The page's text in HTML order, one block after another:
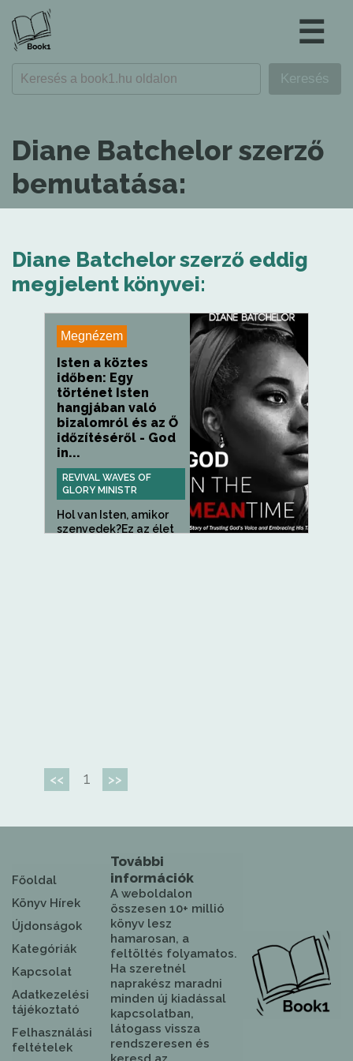
☰
Diane Batchelor szerző
bemutatása:
Diane Batchelor szerző eddig
megjelent könyvei:
Megnézem
Isten a köztes
időben: Egy
történet Isten
hangjában való
bizalomról és az Ő
időzítéséről - God
in...
REVIVAL WAVES OF
GLORY MINISTR
Hol van Isten, amikor
szenvedek?Ez az élet
<< 1 >>
Főoldal
Könyv Hírek
Újdonságok
Kategóriák
Kapcsolat
Adatkezelési
tájékoztató
Felhasználási
feltételek
További
információk
A weboldalon
összesen 10+ millió
könyv lesz
hamarosan, a
feltöltés folyamatos.
Ha szeretnél
naprakész maradni
minden új kiadással
kapcsolatban,
látogass vissza
rendszeresen és